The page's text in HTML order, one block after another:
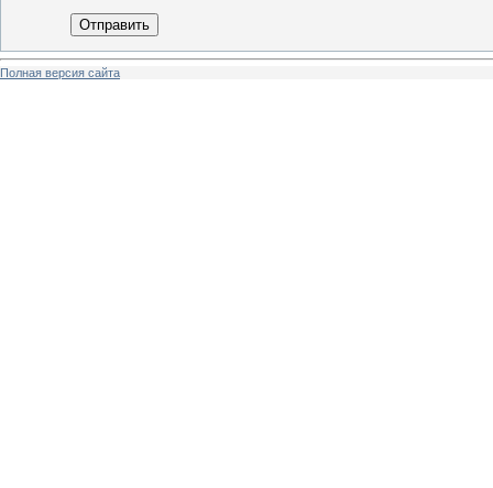
Отправить
Полная версия сайта